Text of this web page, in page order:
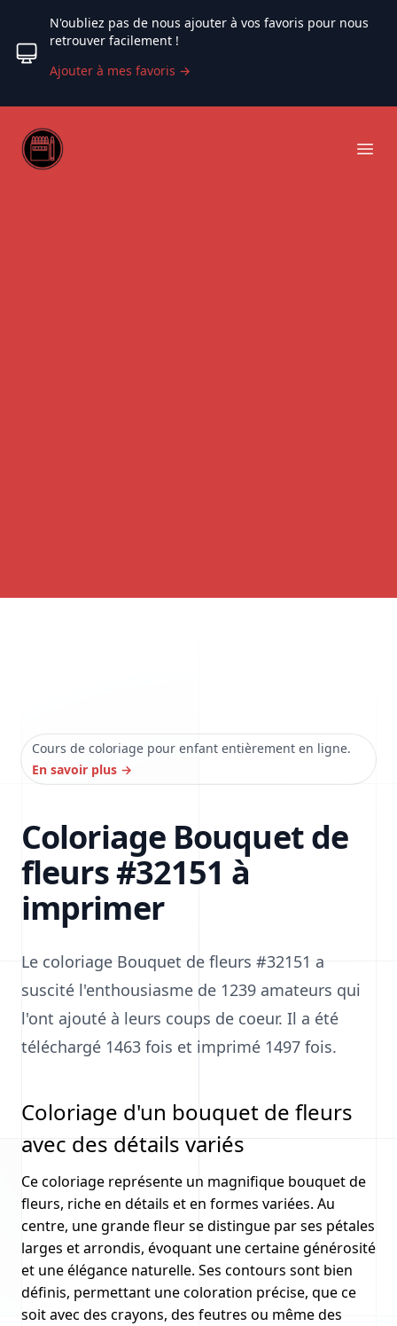
N'oubliez pas de nous ajouter à vos favoris pour nous
retrouver facilement !
Ajouter à mes favoris →
Web coloriage
Cours de coloriage pour enfant entièrement en ligne.
En savoir plus →
Coloriage Bouquet de
fleurs #32151 à
imprimer
Le coloriage Bouquet de fleurs #32151 a
suscité l'enthousiasme de 1239 amateurs qui
l'ont ajouté à leurs coups de coeur. Il a été
téléchargé 1463 fois et imprimé 1497 fois.
Coloriage d'un bouquet de fleurs
avec des détails variés
Ce coloriage représente un magnifique bouquet de
fleurs, riche en détails et en formes variées. Au
centre, une grande fleur se distingue par ses pétales
larges et arrondis, évoquant une certaine générosité
et une élégance naturelle. Ses contours sont bien
définis, permettant une coloration précise, que ce
soit avec des crayons, des feutres ou même des